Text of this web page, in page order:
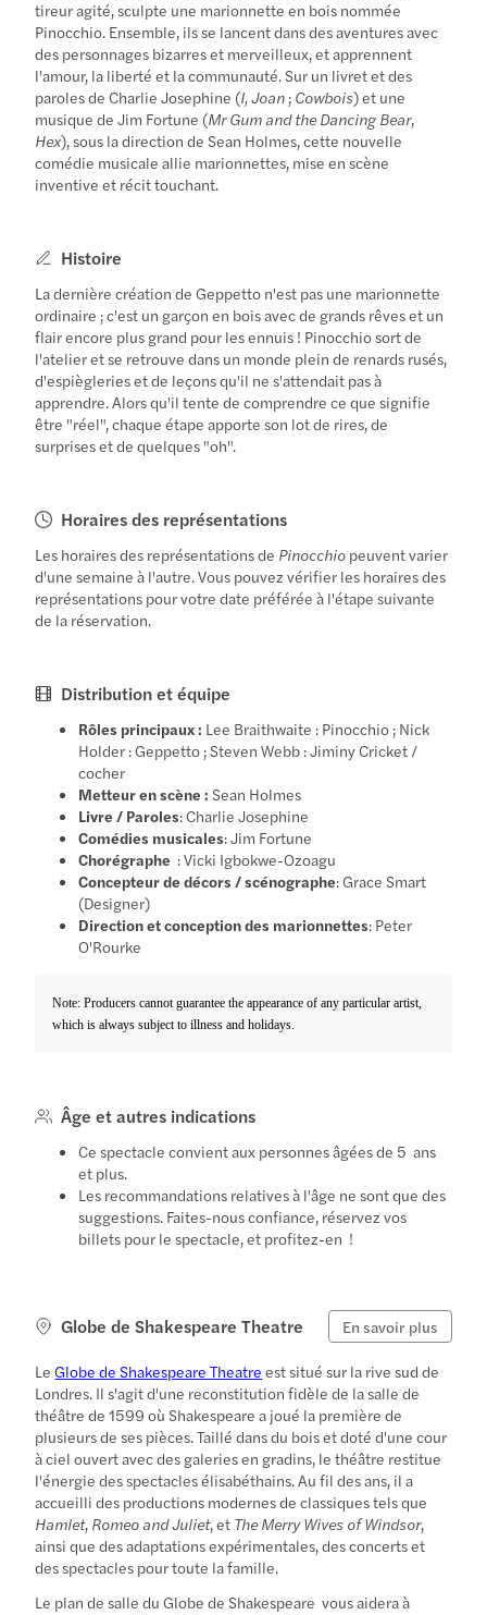
tireur agité, sculpte une marionnette en bois nommée
Pinocchio. Ensemble, ils se lancent dans des aventures avec
des personnages bizarres et merveilleux, et apprennent
l'amour, la liberté et la communauté. Sur un livret et des
paroles de Charlie Josephine (I, Joan ; Cowbois) et une
musique de Jim Fortune (Mr Gum and the Dancing Bear,
Hex), sous la direction de Sean Holmes, cette nouvelle
comédie musicale allie marionnettes, mise en scène
inventive et récit touchant.
Histoire
La dernière création de Geppetto n'est pas une marionnette
ordinaire ; c'est un garçon en bois avec de grands rêves et un
flair encore plus grand pour les ennuis ! Pinocchio sort de
l'atelier et se retrouve dans un monde plein de renards rusés,
d'espiègleries et de leçons qu'il ne s'attendait pas à
apprendre. Alors qu'il tente de comprendre ce que signifie
être "réel", chaque étape apporte son lot de rires, de
surprises et de quelques "oh".
Horaires des représentations
Les horaires des représentations de Pinocchio peuvent varier
d'une semaine à l'autre. Vous pouvez vérifier les horaires des
représentations pour votre date préférée à l'étape suivante
de la réservation.
Distribution et équipe
Rôles principaux : Lee Braithwaite : Pinocchio ; Nick
Holder : Geppetto ; Steven Webb : Jiminy Cricket /
cocher
Metteur en scène : Sean Holmes
Livre / Paroles: Charlie Josephine
Comédies musicales: Jim Fortune
Chorégraphe : Vicki Igbokwe-Ozoagu
Concepteur de décors / scénographe: Grace Smart
(Designer)
Direction et conception des marionnettes: Peter
O'Rourke
Note: Producers cannot guarantee the appearance of any particular artist,
which is always subject to illness and holidays.
Âge et autres indications
Ce spectacle convient aux personnes âgées de 5 ans
et plus.
Les recommandations relatives à l'âge ne sont que des
suggestions. Faites-nous confiance, réservez vos
billets pour le spectacle, et profitez-en !
Globe de Shakespeare Theatre En savoir plus
LeGlobe de Shakespeare Theatre est situé sur la rive sud de
Londres. Il s'agit d'une reconstitution fidèle de la salle de
théâtre de 1599 où Shakespeare a joué la première de
plusieurs de ses pièces. Taillé dans du bois et doté d'une cour
à ciel ouvert avec des galeries en gradins, le théâtre restitue
l'énergie des spectacles élisabéthains. Au fil des ans, il a
accueilli des productions modernes de classiques tels que
Hamlet, Romeo and Juliet, et The Merry Wives of Windsor,
ainsi que des adaptations expérimentales, des concerts et
des spectacles pour toute la famille.
Le plan de salle du Globe de Shakespeare vous aidera à